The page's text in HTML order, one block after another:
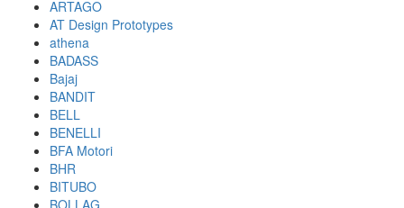
ARTAGO
AT Design Prototypes
athena
BADASS
Bajaj
BANDIT
BELL
BENELLI
BFA Motori
BHR
BITUBO
BOLLAG